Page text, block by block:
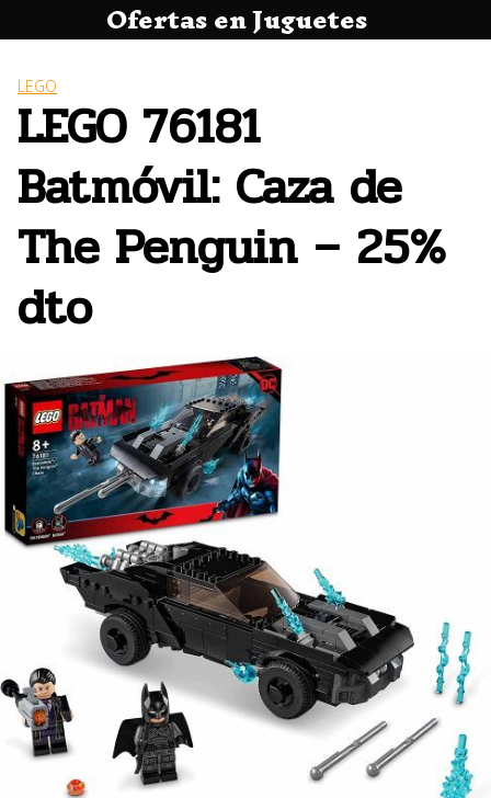
al
Ofertas en Juguetes
LEGO
LEGO 76181
Batmóvil: Caza de
The Penguin – 25%
dto